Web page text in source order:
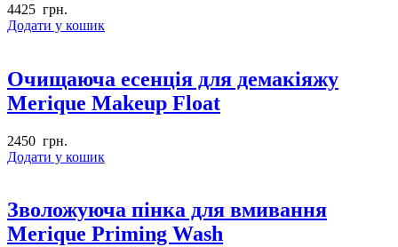
4425 грн.
Додати у кошик
Очищаюча есенція для демакіяжу
Merique Makeup Float
2450 грн.
Додати у кошик
Зволожуюча пінка для вмивання
Merique Priming Wash